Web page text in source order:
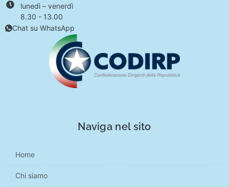
lunedì – venerdì
8.30 - 13.00
Chat su WhatsApp
Naviga nel sito
Home
Chi siamo